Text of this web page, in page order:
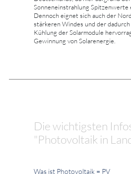
Sonneneinstrahlung Spitzenwerte
Dennoch eignet sich auch der
stärkeren Windes und der
Kühlung der Solarmodule
Gewinnung von Solarenergie.
Die wichtigsten
"Photovoltaik in
Was ist Photovoltaik = PV